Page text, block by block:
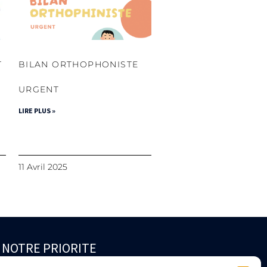
BILAN ORTHOPHONISTE
URGENT
LIRE PLUS »
11 Avril 2025
PRIORITE